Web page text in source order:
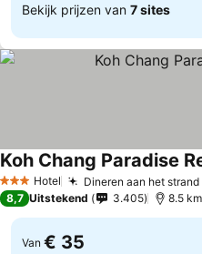
Bekijk prijzen van 7 sites
3 SterrenHotel Dineren aan het
Koh Chang Paradise
8,7 Uitstekend 3.405 8.5
Van € 35